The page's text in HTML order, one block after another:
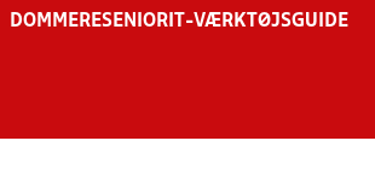
DOMMERESENIOR IT-VÆRKTØJSGUIDE